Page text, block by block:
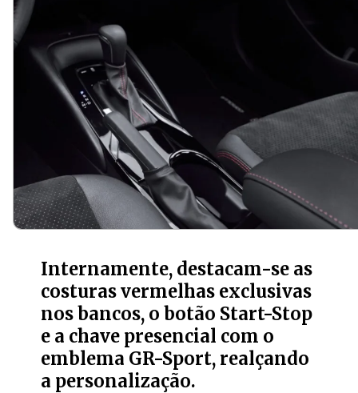
Internamente, destacam-se as
costuras vermelhas exclusivas
nos bancos, o botão Start-Stop
e a chave presencial com o
emblema GR-Sport, realçando
a personalização.